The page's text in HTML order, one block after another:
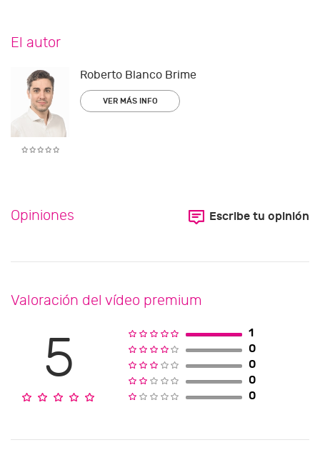
El autor
Roberto Blanco Brime
VER MÁS INFO
Opiniones Escribe tu opinión
Valoración del vídeo premium
5
1
0
0
0
0